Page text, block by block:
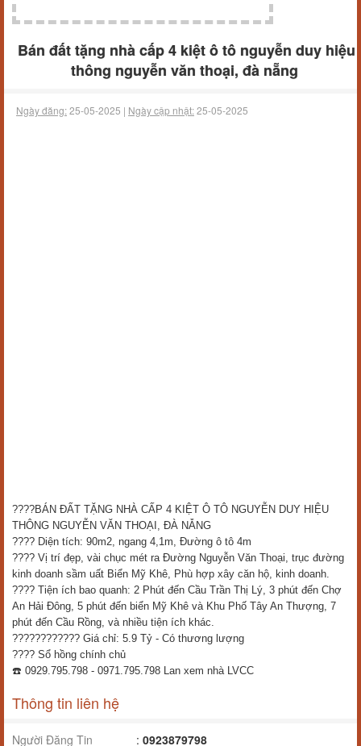
Bán đất tặng nhà cấp 4 kiệt ô tô nguyễn duy hiệu
thông nguyễn văn thoại, đà nẵng
Ngày đăng:25-05-2025 | Ngày cập nhật:25-05-2025
????BÁN ĐẤT TẶNG NHÀ CẤP 4 KIỆT Ô TÔ NGUYỄN DUY HIỆU
THÔNG NGUYỄN VĂN THOẠI, ĐÀ NẴNG
???? Diện tích: 90m2, ngang 4,1m, Đường ô tô 4m
???? Vị trí đẹp, vài chục mét ra Đường Nguyễn Văn Thoại, trục đường
kinh doanh sầm uất Biển Mỹ Khê, Phù hợp xây căn hộ, kinh doanh.
???? Tiện ích bao quanh: 2 Phút đến Cầu Trần Thị Lý, 3 phút đến Chợ
An Hải Đông, 5 phút đến biển Mỹ Khê và Khu Phố Tây An Thượng, 7
phút đến Cầu Rồng, và nhiều tiện ích khác.
???????????? Giá chỉ: 5.9 Tỷ - Có thương lượng
???? Sổ hồng chính chủ
☎️ 0929.795.798 - 0971.795.798 Lan xem nhà LVCC
Thông tin liên hệ
Người Đăng Tin : 0923879798